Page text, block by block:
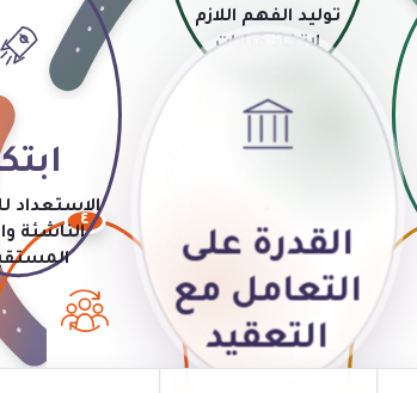
توليد الفهم اللازم
لاتخاذ قرارات
٤
الاستعداد
الناشئة
القدرة على
التعامل مع
التعقيد